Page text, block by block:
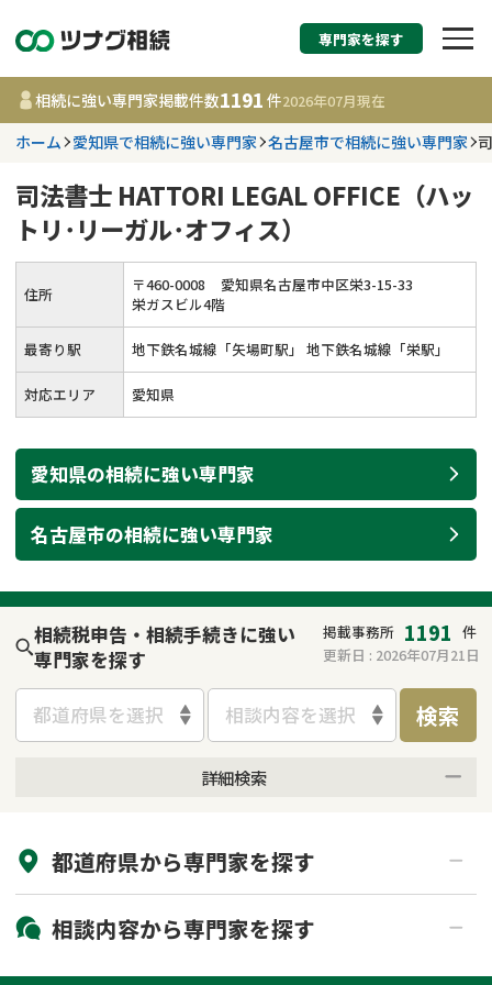
相続税申告・相続手
す
事務所
更新日 :2026年07月21日
相談内容で探す
相続登記
遺留分侵害額請求
相続手続き
家族信託
相続人調査
不動産評価(相続不動
コラム
相続手続き
遺言
遺産分割
相続登記
調査・アンケート
専門家を探す
相続に強い専門家掲載件数1191 件2026年07月現在
ホーム 愛知県で相続に強い専門家 名古屋市で相続に強い専門家
司法書士 HATTORI LEGAL OFFICE（ハッ
トリ･リーガル･オフィス）
住所 〒460-0008
愛知県名古屋市中区栄3-15-33
栄ガスビル4階
最寄り駅 地下鉄名城線「矢場町駅」 地下鉄名城線「栄駅」
対応エリア 愛知県
愛知県の相続に強い専門家
名古屋市の相続に強い専門家
相続税申告・相続手続きに強い
専門家を探す
掲載事務所 1191 件
更新日 : 2026年07月21日
都道府県を選択 相談内容を選択 検索
詳細検索
初回相談無料
土日祝の相談可能
都道府県から専門家を探す
北海道・東北
北海道 青森県
関東
相談内容から専門家を探す